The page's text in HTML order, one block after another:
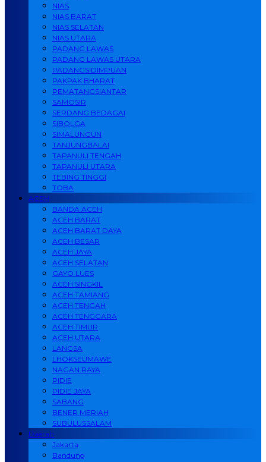
NIAS
NIAS BARAT
NIAS SELATAN
NIAS UTARA
PADANG LAWAS
PADANG LAWAS UTARA
PADANGSIDIMPUAN
PAKPAK BHARAT
PEMATANGSIANTAR
SAMOSIR
SERDANG BEDAGAI
SIBOLGA
SIMALUNGUN
TANJUNGBALAI
TAPANULI TENGAH
TAPANULI UTARA
TEBING TINGGI
TOBA
ACEH
BANDA ACEH
ACEH BARAT
ACEH BARAT DAYA
ACEH BESAR
ACEH JAYA
ACEH SELATAN
GAYO LUES
ACEH SINGKIL
ACEH TAMIANG
ACEH TENGAH
ACEH TENGGARA
ACEH TIMUR
ACEH UTARA
LANGSA
LHOKSEUMAWE
NAGAN RAYA
PIDIE
PIDIE JAYA
SABANG
BENER MERIAH
SUBULUSSALAM
Daerah
Jakarta
Bandung